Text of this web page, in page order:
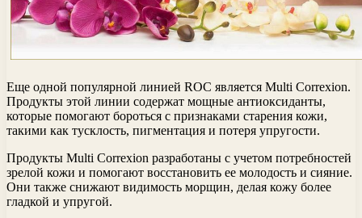
Еще одной популярной линией ROC является Multi Correxion.
Продукты этой линии содержат мощные антиоксиданты,
которые помогают бороться с признаками старения кожи,
такими как тусклость, пигментация и потеря упругости.
Продукты Multi Correxion разработаны с учетом потребностей
зрелой кожи и помогают восстановить ее молодость и сияние.
Они также снижают видимость морщин, делая кожу более
гладкой и упругой.